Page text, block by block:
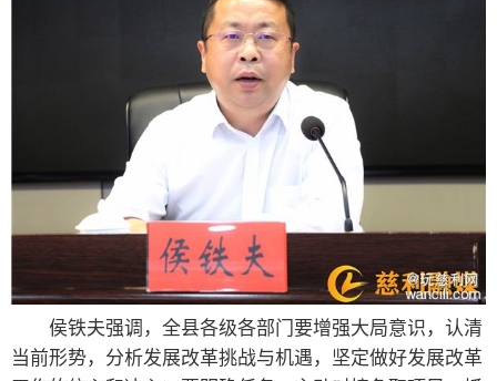
侯铁夫强调，全县各级各部门要增强大局意识，认清
当前形势，分析发展改革挑战与机遇，坚定做好发展改革